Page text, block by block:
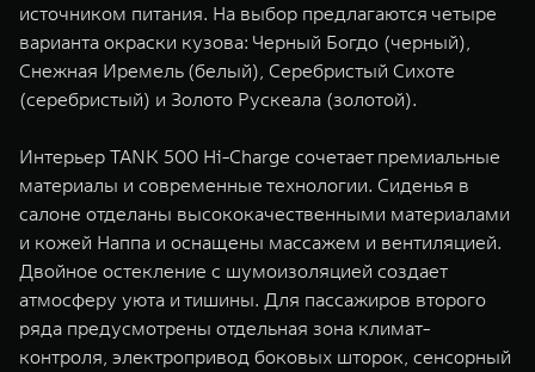
источником питания. На выбор предлагаются четыре
варианта окраски кузова: Черный Богдо (черный),
Снежная Иремель (белый), Серебристый Сихоте
(серебристый) и Золото Рускеала (золотой).
Интерьер TANK 500 Hi-Charge сочетает премиальные
материалы и современные технологии. Сиденья в
салоне отделаны высококачественными материалами
и кожей Наппа и оснащены массажем и вентиляцией.
Двойное остекление с шумоизоляцией создает
атмосферу уюта и тишины. Для пассажиров второго
ряда предусмотрены отдельная зона климат-
контроля, электропривод боковых шторок, сенсорный